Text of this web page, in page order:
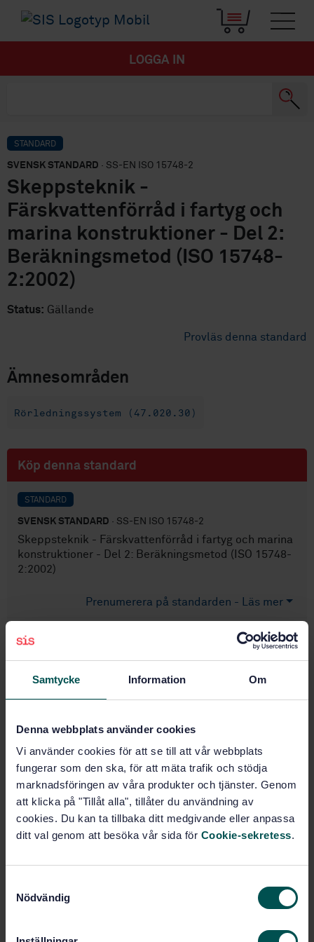
Samtycke Information Om
Denna webbplats använder cookies
Vi använder cookies för att se till att vår webbplats
fungerar som den ska, för att mäta trafik och stödja
marknadsföringen av våra produkter och tjänster. Genom
att klicka på "Tillåt alla", tillåter du användning av
cookies. Du kan ta tillbaka ditt medgivande eller anpassa
ditt val genom att besöka vår sida för Cookie-sekretess.
Nödvändig
LOGGA IN
STANDARD
SVENSK STANDARD · SS-EN ISO 15748-2
Skeppsteknik -
Färskvattenförråd i fartyg och
marina konstruktioner - Del 2:
Beräkningsmetod (ISO 15748-
2:2002)
Status: Gällande
Provläs denna standard
Ämnesområden
Rörledningssystem (47.020.30)
Köp denna standard
STANDARD
SVENSK STANDARD · SS-EN ISO 15748-2
Skeppsteknik - Färskvattenförråd i fartyg och marina
konstruktioner - Del 2: Beräkningsmetod (ISO 15748-
2:2002)
Prenumerera på standarden - Läs mer
Pris:1 420 SEK
Lägg i varukorgen
Fler alternativ
Produktinformation
Språk: Engelska
Framtagen av:
Skeppsteknik och Marin
Teknologi, SIS/TK 477
Internationell titel:Ships and marine
ships and marine structures - Part 2:
Artikelnummer: